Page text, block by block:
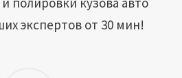
экспертов от 30 мин!